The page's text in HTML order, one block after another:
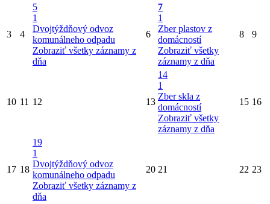
3 4
5
1
Dvojtýždňový odvoz
komunálneho odpadu
Zobraziť všetky záznamy z
dňa
6
7
1
Zber plastov z
domácností
Zobraziť všetky
záznamy z dňa
8 9
10 11 12 13
14
1
Zber skla z
domácností
Zobraziť všetky
záznamy z dňa
15 16
17 18
19
1
Dvojtýždňový odvoz
komunálneho odpadu
Zobraziť všetky záznamy z
dňa
20 21 22 23